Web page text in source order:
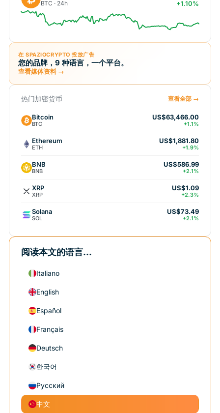
BTC · 24h +1.10%
在 SPAZIOCRYPTO 投放广告
您的品牌，9 种语言，一个平台。
查看媒体资料 →
热门加密货币 查看全部 →
Bitcoin
BTC
US$63,466.00
+1.1%
Ethereum
ETH
US$1,881.80
+1.9%
BNB
BNB
US$586.99
+2.1%
XRP
XRP
US$1.09
+2.3%
Solana
SOL
US$73.49
+2.1%
阅读本文的语言...
Italiano
English
Español
Français
Deutsch
한국어
Русский
中文